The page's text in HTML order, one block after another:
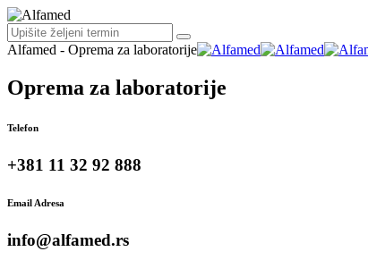
Alfamed - Oprema za laboratorije
Oprema za laboratorije
Telefon
+381 11 32 92 888
Email Adresa
info@alfamed.rs